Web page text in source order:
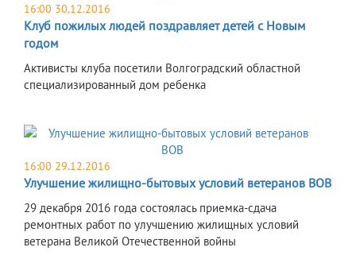
16:00 30.12.2016
Клуб пожилых людей поздравляет детей с Новым
годом
Активисты клуба посетили Волгоградский областной
специализированный дом ребенка
16:00 29.12.2016
Улучшение жилищно-бытовых условий ветеранов ВОВ
29 декабря 2016 года состоялась приемка-сдача
ремонтных работ по улучшению жилищных условий
ветерана Великой Отечественной войны